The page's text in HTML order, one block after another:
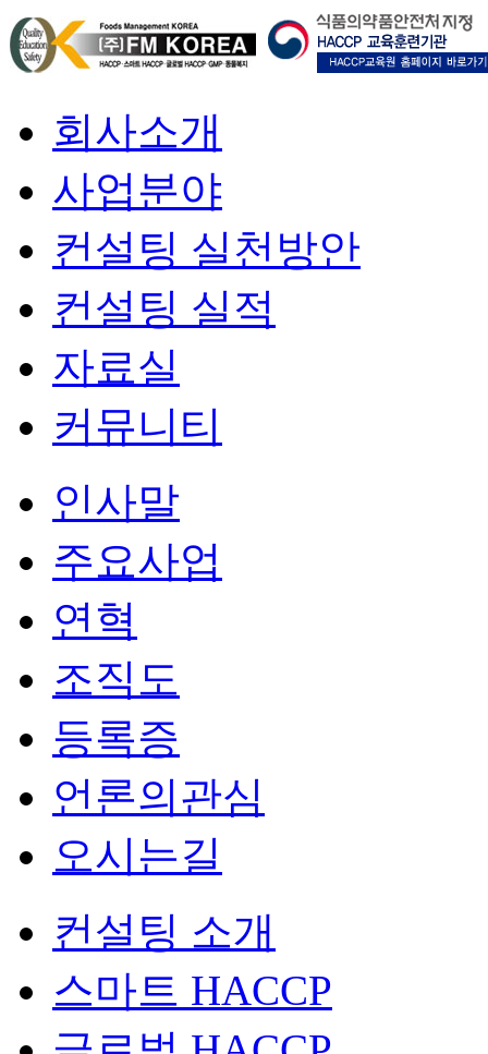
회사소개
사업분야
컨설팅 실천방안
컨설팅 실적
자료실
커뮤니티
인사말
주요사업
연혁
조직도
등록증
언론의관심
오시는길
컨설팅 소개
스마트 HACCP